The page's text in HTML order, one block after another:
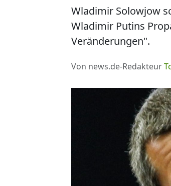
Wladimir Solowjow
Wladimir Putins
Veränderungen".
Von news.de-Redakteur